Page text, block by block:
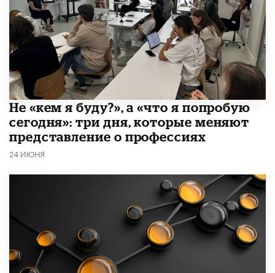
Не «кем я буду?», а «что я попробую
сегодня»: три дня, которые меняют
представление о профессиях
24 ИЮНЯ